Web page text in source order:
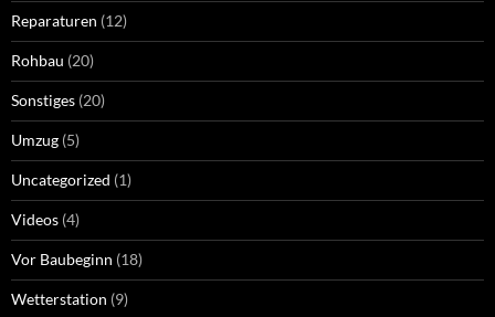
Reparaturen (12)
Rohbau (20)
Sonstiges (20)
Umzug (5)
Uncategorized (1)
Videos (4)
Vor Baubeginn (18)
Wetterstation (9)